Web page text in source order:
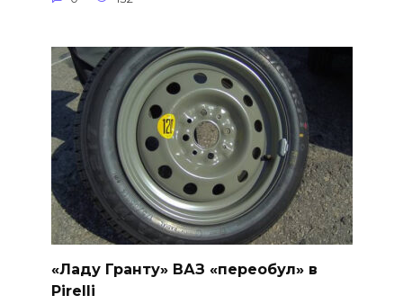
«Ладу Гранту» ВАЗ «переобул» в
Pirelli